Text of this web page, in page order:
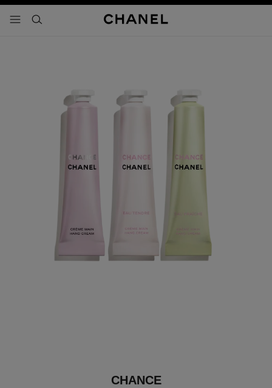
- navegación principal
buscar
CHANCE